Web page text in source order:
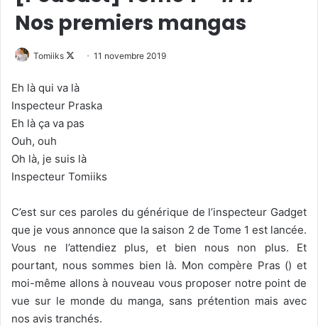
Nos premiers mangas
Tomiiks
Follow
X
11 novembre 2019
Eh là qui va là
Inspecteur Praska
Eh là ça va pas
Ouh, ouh
Oh là, je suis là
Inspecteur Tomiiks
C’est sur ces paroles du générique de l’inspecteur Gadget
que je vous annonce que la saison 2 de Tome 1 est lancée.
Vous ne l’attendiez plus, et bien nous non plus. Et
pourtant, nous sommes bien là. Mon compère Pras () et
moi-même allons à nouveau vous proposer notre point de
vue sur le monde du manga, sans prétention mais avec
nos avis tranchés.